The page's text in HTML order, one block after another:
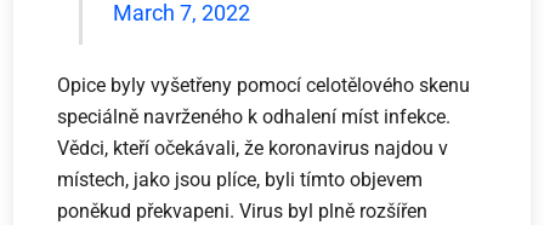
March 7, 2022
Opice byly vyšetřeny pomocí celotělového skenu
speciálně navrženého k odhalení míst infekce.
Vědci, kteří očekávali, že koronavirus najdou v
místech, jako jsou plíce, byli tímto objevem
poněkud překvapeni. Virus byl plně rozšířen